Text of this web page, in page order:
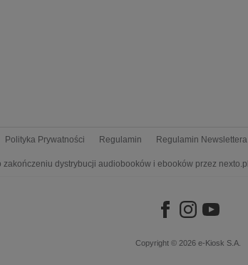
Polityka Prywatności Regulamin Regulamin Newslettera
zakończeniu dystrybucji audiobooków i ebooków przez nexto.pl
Copyright © 2026 e-Kiosk S.A.